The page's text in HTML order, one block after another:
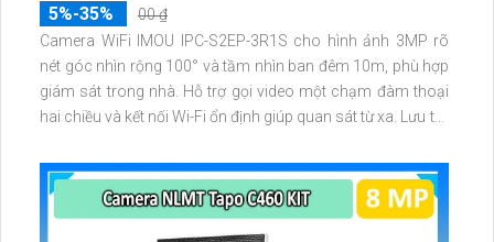
5%-35%
00 ₫
Camera WiFi IMOU IPC-S2EP-3R1S cho hình ảnh 3MP rõ
nét góc nhìn rộng 100° và tầm nhìn ban đêm 10m, phù hợp
giám sát trong nhà. Hỗ trợ gọi video một chạm đàm thoại
hai chiều và kết nối Wi-Fi ổn định giúp quan sát từ xa. Lưu trữ
dễ lắp đặt cho gia đình và văn phòng nhỏ.